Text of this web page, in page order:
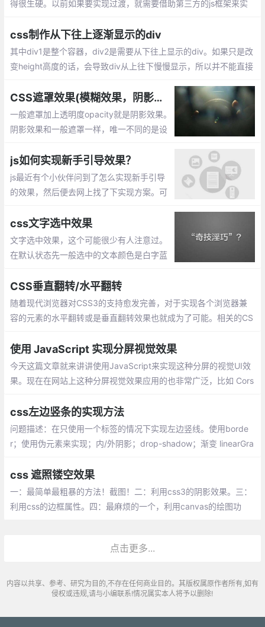
得很生硬。以前如果要实现过渡，就需要借助第三方的js框架来实
组样式平滑的切换到另一组样式。
css制作从下往上逐渐显示的div
其中div1是整个容器，div2是需要从下往上显示的div。如果只是改
变height高度的话，会导致div从上往下慢慢显示，所以并不能直接
v2达成想要的效果。
CSS遮罩效果(模糊效果，阴影效果，毛玻璃效果)
一般遮罩加上透明度opacity就是阴影效果。
阴影效果和一般遮罩一样，唯一不同的是设
sla()也是可以的。模糊效果(毛玻璃效果) 通
过 filter来实现
js如何实现新手引导效果？
js最近有个小伙伴问到了怎么实现新手引导
的效果，然后便去网上找了下实现方案。可
css文字选中效果
文字选中效果，这个可能很少有人注意过。
在默认状态先一般选中的文本颜色是白字蓝
ion定义元素上的伪选择器，以便在选定元素
时设置其中文本的样式。
CSS垂直翻转/水平翻转
随着现代浏览器对CSS3的支持愈发完善，对于实现各个浏览器兼
容的元素的水平翻转或是垂直翻转效果也就成为了可能。相关的CS
使用 JavaScript 实现分屏视觉效果
今天这篇文章就来讲讲使用JavaScript来实现这种分屏的视觉UI效
果。现在在网站上这种分屏视觉效果应用的也非常广泛，比如 Cors
css左边竖条的实现方法
问题描述：在只使用一个标签的情况下实现左边竖线。使用borde
r；使用伪元素来实现；内/外阴影；drop-shadow；渐变 linearGra
css 遮照镂空效果
一：最简单最粗暴的方法！截图！二：利用css3的阴影效果。三：
利用css的边框属性。四：最麻烦的一个，利用canvas的绘图功
点击更多...
内容以共享、参考、研究为目的,不存在任何商业目的。其版权属原作者所有,如有
侵权或违规,请与小编联系!情况属实本人将予以删除!